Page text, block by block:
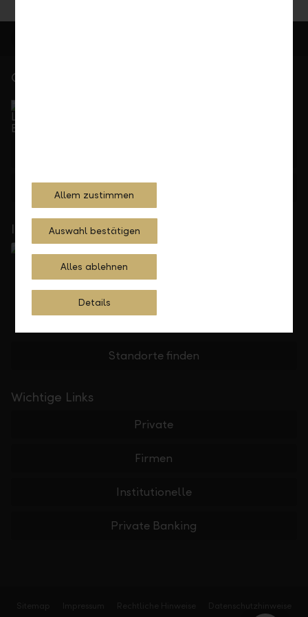
Gerne für Sie da
In Ihrer Nähe
Standorte finden
Wichtige Links
Private
Firmen
Institutionelle
Private Banking
Allem zustimmen
Auswahl bestätigen
Alles ablehnen
Details